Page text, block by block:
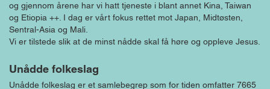
og gjennom årene har vi hatt tjeneste i blant annet Kina, Taiwan
og Etiopia ++. I dag er vårt fokus rettet mot Japan, Midtøsten,
Sentral-Asia og Mali.
Vi er tilstede slik at de minst nådde skal få høre og oppleve Jesus.
Unådde folkeslag
Unådde folkeslag er et samlebegrep som for tiden omfatter 7665